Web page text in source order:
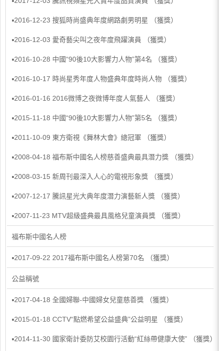
▪2016-12-23 搜狐時尚盛典年度網路劇男明星 （獲獎）
▪2016-12-03 愛奇藝尖叫之夜年度飛躍演員 （獲獎）
▪2016-10-28 中國“90後10大影響力人物”第4名 （獲獎）
▪2016-10-17 時尚星秀年度人物盛典年度時尚人物 （獲獎）
▪2016-01-16 2016微博之夜微博年度人氣藝人 （獲獎）
▪2015-11-18 中國“90後10大影響力人物”第5名 （獲獎）
▪2011-10-09 東方衛視《舞林大會》總冠軍 （獲獎）
▪2008-04-18 福布斯中國名人榜慈善盛典最具潛力獎 （獲獎）
▪2008-03-15 新周刊最深入人心的電視形象獎 （獲獎）
▪2007-12-17 騰訊星光大典年度潛力演藝新人獎 （獲獎）
▪2007-11-23 MTV超級盛典最具風格兒童演員獎 （獲獎）
福布斯中國名人榜
▪2017-09-22 2017福布斯中國名人榜第70名 （獲獎）
公益稱號
▪2017-04-18 全國婦聯-中國婦女兒童慈善獎 （獲獎）
▪2015-01-18 CCTV“點燃希望公益盛典”公益明星 （獲獎）
▪2014-11-30 國家衛計委防艾校園行活動“紅絲帶健康大使” （獲獎）